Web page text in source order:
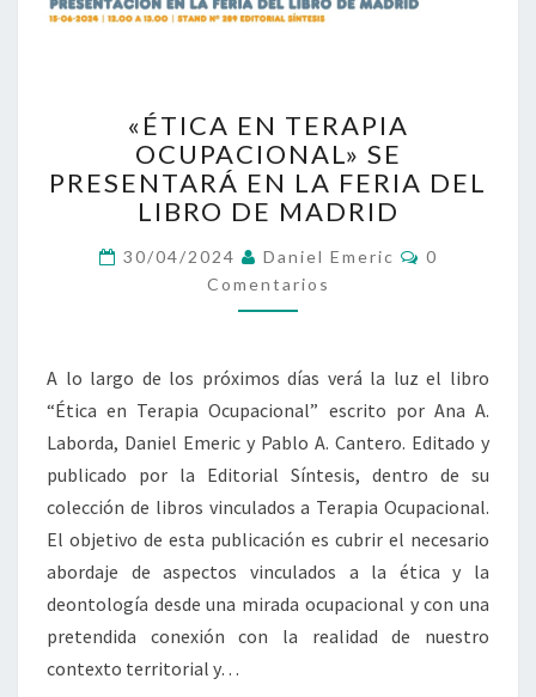
EN
TERAPIA
OCUPACIONAL»
SE
EN
LA
FERIA
DE
MADRID
«ÉTICA EN TERAPIA
OCUPACIONAL» SE
PRESENTARÁ EN LA FERIA DEL
LIBRO DE MADRID
30/04/2024 Daniel Emeric
0
Comentarios
A lo largo de los próximos días verá la luz el libro
“Ética en Terapia Ocupacional” escrito por Ana A.
Laborda, Daniel Emeric y Pablo A. Cantero. Editado y
publicado por la Editorial Síntesis, dentro de su
colección de libros vinculados a Terapia Ocupacional.
El objetivo de esta publicación es cubrir el necesario
abordaje de aspectos vinculados a la ética y la
deontología desde una mirada ocupacional y con una
pretendida conexión con la realidad de nuestro
contexto territorial y…